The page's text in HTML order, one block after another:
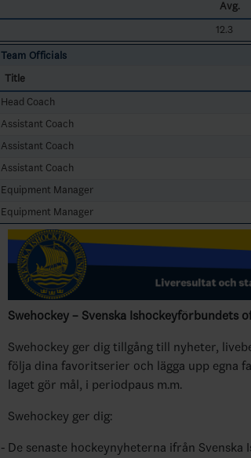
Avg.
12.3
Team Officials
Title
Head Coach
Assistant Coach
Assistant Coach
Assistant Coach
Equipment Manager
Equipment Manager
Swehockey – Svenska Ishockeyförbundets
Swehockey ger dig tillgång till nyheter,
följa dina favoritserier och lägga upp egna
laget gör mål, i periodpaus m.m.
Swehockey ger dig:
De senaste hockeynyheterna ifrån Svenska